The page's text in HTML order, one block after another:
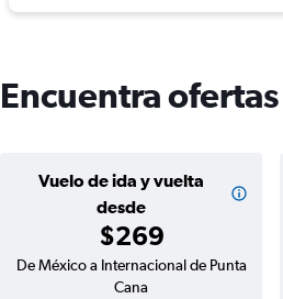
Encuentra
Vuelo de ida y vuelta
desde
$269
De México a Internacional de Punta
Cana